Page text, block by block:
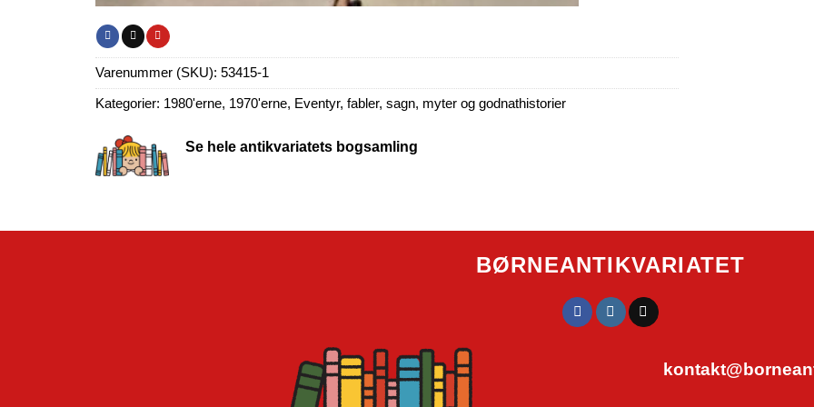
Varenummer (SKU): 53415-1
Kategorier: 1980'erne, 1970'erne, Eventyr, fabler, sagn, myter og godnathistorier
Se hele antikvariatets bogsamling
BØRNEANTIKVARIATET